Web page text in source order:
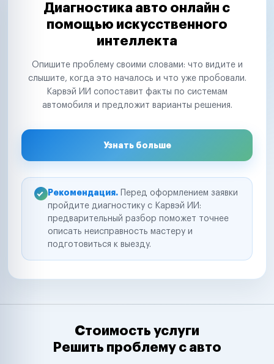
Диагностика авто онлайн с
помощью искусственного
интеллекта
Опишите проблему своими словами: что видите и
слышите, когда это началось и что уже пробовали.
Карвэй ИИ сопоставит факты по системам
автомобиля и предложит варианты решения.
Узнать больше
Рекомендация. Перед оформлением заявки
пройдите диагностику с Карвэй ИИ:
предварительный разбор поможет точнее
описать неисправность мастеру и
подготовиться к выезду.
Стоимость услуги
Решить проблему с авто